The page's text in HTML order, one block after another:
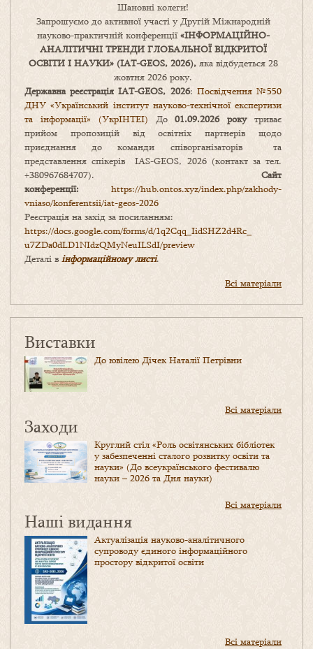
Шановні колеги!
Запрошуємо до активної участі у Другій Міжнародній
науково-практичній конференції «ІНФОРМАЦІЙНО-
АНАЛІТИЧНІ ТРЕНДИ ГЛОБАЛЬНОЇ ВІДКРИТОЇ
ОСВІТИ І НАУКИ» (IAT-GEOS, 2026),яка відбудеться 28
жовтня 2026 року.
Державна реєстрація IAT-GEOS, 2026: Посвідчення №550
ДНУ «Український інститут науково-технічної експертизи
та інформації» (УкрІНТЕІ) До01.09.2026 рокутриває
прийом пропозицій від освітніх партнерів щодо
приєднання до команди співорганізаторів та
представлення спікерів IAS-GEOS, 2026 (контакт за тел.
+380967684707). Сайт
конференції: https://hub.ontos.xyz/index.php/zakhody-
vniaso/konferentsii/iat-geos-2026
Реєстрація на захід за посиланням:
https://docs.google.com/forms/d/1q2Cqq_IidSHZ2d4Rc_
u7ZDa0dLD1NIdzQMyNeuILSdI/preview
Деталі в інформаційному листі.
Всі матеріали
Виставки
До ювілею Дічек Наталії Петрівни
Всі матеріали
Заходи
Круглий стіл «Роль освітянських бібліотек
у забезпеченні сталого розвитку освіти та
науки» (До всеукраїнського фестивалю
науки – 2026 та Дня науки)
Всі матеріали
Наші видання
Актуалізація науково-аналітичного
супроводу єдиного інформаційного
простору відкритої освіти
Всі матеріали